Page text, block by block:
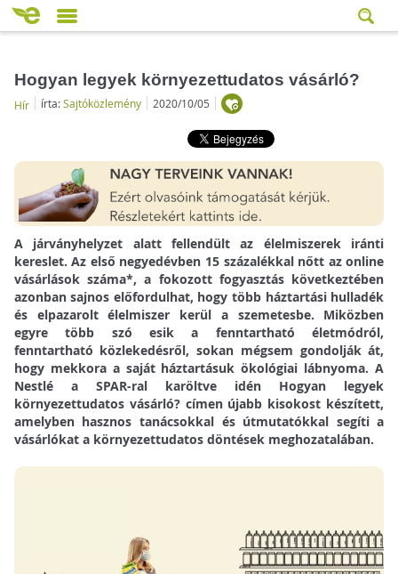
Hogyan legyek környezettudatos vásárló?
Hír írta:Sajtóközlemény 2020/10/05
A járványhelyzet alatt fellendült az élelmiszerek iránti
kereslet. Az első negyedévben 15 százalékkal nőtt az online
vásárlások száma*, a fokozott fogyasztás következtében
azonban sajnos előfordulhat, hogy több háztartási hulladék
és elpazarolt élelmiszer kerül a szemetesbe. Miközben
egyre több szó esik a fenntartható életmódról,
fenntartható közlekedésről, sokan mégsem gondolják át,
hogy mekkora a saját háztartásuk ökológiai lábnyoma. A
Nestlé a SPAR-ral karöltve idén Hogyan legyek
környezettudatos vásárló? címen újabb kisokost készített,
amelyben hasznos tanácsokkal és útmutatókkal segíti a
vásárlókat a környezettudatos döntések meghozatalában.